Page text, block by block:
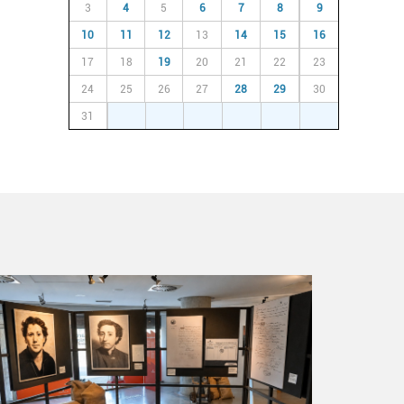
3 4 5 6 7 8 9
10 11 12 13 14 15 16
17 18 19 20 21 22 23
24 25 26 27 28 29 30
31